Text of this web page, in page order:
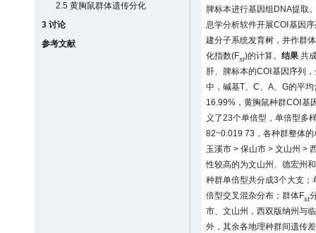
2.5 黄胸鼠群体遗传分化
3 讨论
参考文献
脾标本进行基因组DNA提取
息学分析软件开展COⅠ基因
建分子系统发育树，并作群
化指数(Fst)的计算。 结果 共
肝、脾标本的COⅠ基因序列
中，碱基T、C、A、G的平
16.99%，黄胸鼠种群COⅠ基
义了23个单倍型，单倍型多
82~0.019 73，各种群整体
玉溪市 > 保山市 > 文山州 >
性较高的为文山州、德宏州
种群单倍型共分成3个大支
倍型交叉混杂分布；群体Fst
市、文山州，西双版纳州与
外，其余各地理种群间遗传